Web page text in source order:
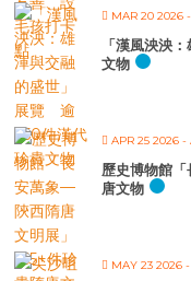
MAR 20 2026
「漢風泱泱
文物
APR 25 2026 -
歷史博物館
唐文物
MAY 23 2026 -